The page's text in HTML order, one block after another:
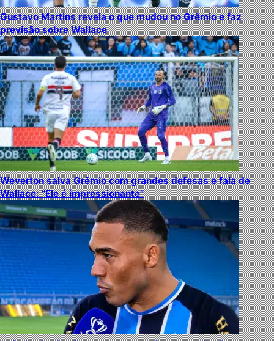
Gustavo Martins revela o que mudou no Grêmio e faz
previsão sobre Wallace
Weverton salva Grêmio com grandes defesas e fala de
Wallace: “Ele é impressionante”